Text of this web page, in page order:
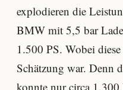
explodieren die
BMW mit 5,5 bar
1.500 PS. Wobei
Schätzung war. Denn
konnte nur circa 1.300